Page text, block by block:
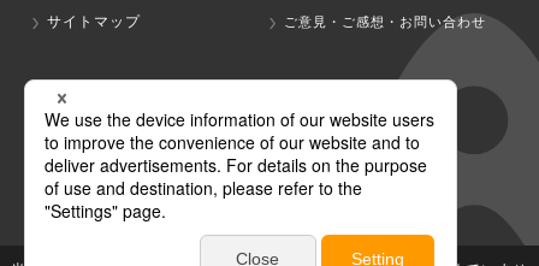
サイトマップ
ご意見・ご感想・お問い合わせ
グループ会社
テレビ朝日 テレ朝チャンネル